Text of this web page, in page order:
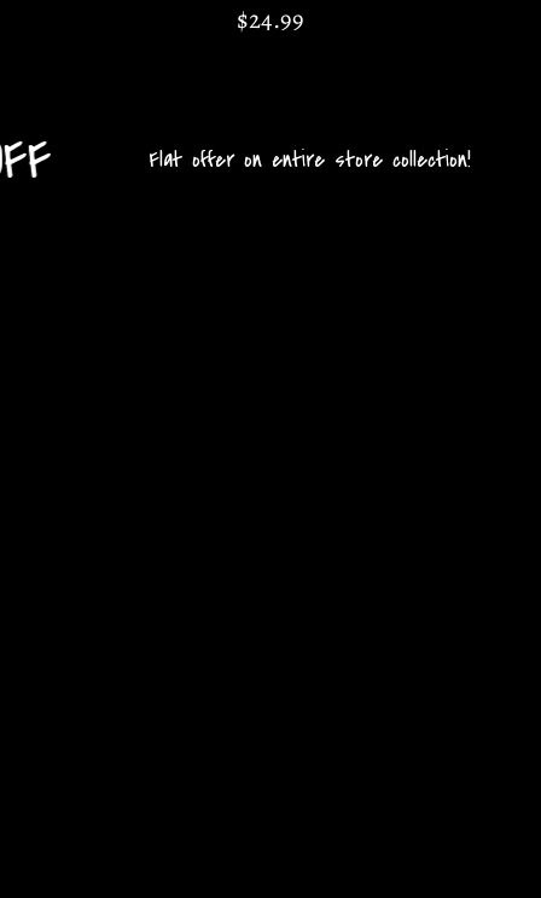
$24.99
Flat offer on entire store collection!